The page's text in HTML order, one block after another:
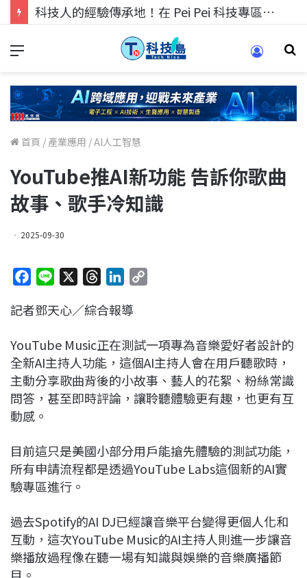
科技人的經驗傳承地！在 Pei Pei 科技專區，與學弟妹交流最硬核的技術
首頁 / 產業應用 /AI人工智慧
YouTube推AI新功能 告訴你歌曲
故事、歌手冷知識
2025-09-30
c
b
o
o
k
n
r
a
d
s
n
e
d
I
n
L
i
n
k
記者鄧天心／綜合報導
YouTube Music正在測試一項專為音樂愛好者設計的
全新AI主持人功能，這個AI主持人會在用戶聽歌時，
主動分享歌曲背後的小故事、藝人的花絮、粉絲常識
問答，甚至即時評論，讓聆聽體驗更有趣，也更有互
動感。
目前這只是美國小部分用戶能搶先體驗的測試功能，
所有申請流程都是透過YouTube Labs這個新的AI實
驗專區進行。
過去Spotify的AI DJ已經讓音樂平台變得更個人化和
互動，這次YouTube Music的AI主持人則進一步讓音
樂播放過程像在聽一場有知識與娛樂的音樂廣播節
目。